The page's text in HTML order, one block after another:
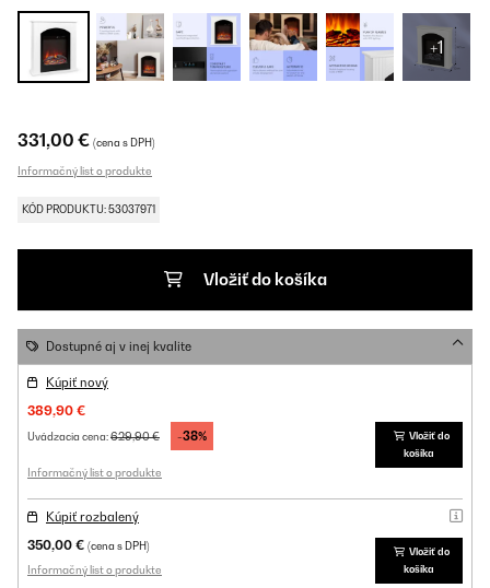
+1
331,00 € (cena s DPH)
Informačný list o produkte
KÓD PRODUKTU: 53037971
Vložiť do košíka
Dostupné aj v inej kvalite
Kúpiť nový
389,90 €
Uvádzacia cena:629,90 € -38%
Informačný list o produkte
Vložiť do
košíka
Kúpiť rozbalený
350,00 € (cena s DPH)
Informačný list o produkte
Vložiť do
košíka